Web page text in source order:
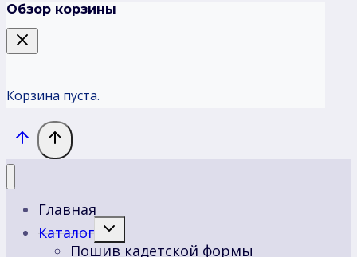
Обзор корзины
Корзина пуста.
Главная
Каталог
Переключить
меню
Пошив кадетской формы